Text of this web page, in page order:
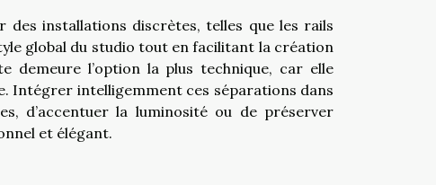
des installations discrètes, telles que les rails
global du studio tout en facilitant la création
demeure l’option la plus technique, car elle
Intégrer intelligemment ces séparations dans
d’accentuer la luminosité ou de préserver
et élégant.